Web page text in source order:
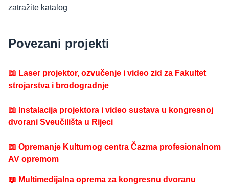
zatražite katalog
Povezani projekti
📖 Laser projektor, ozvučenje i video zid za Fakultet
strojarstva i brodogradnje
📖 Instalacija projektora i video sustava u kongresnoj
dvorani Sveučilišta u Rijeci
📖 Opremanje Kulturnog centra Čazma profesionalnom
AV opremom
📖 Multimedijalna oprema za kongresnu dvoranu